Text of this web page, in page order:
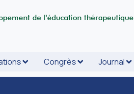
de l'éducation thérapeutique
Congrès Journal